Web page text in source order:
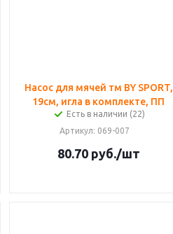
Насос для мячей тм BY SPORT,
19см, игла в комплекте, ПП
Есть в наличии (22)
Артикул: 069-007
80.70руб./шт